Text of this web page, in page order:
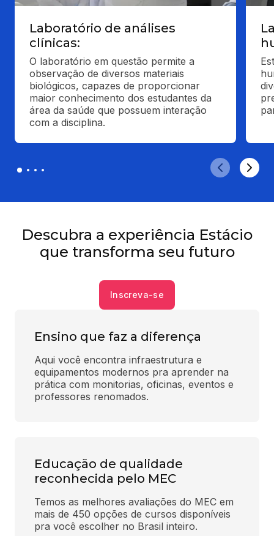
Laboratório de análises
clínicas:
O laboratório em questão permite a
observação de diversos materiais
biológicos, capazes de proporcionar
maior conhecimento dos estudantes da
área da saúde que possuem interação
com a disciplina.
Descubra a experiência Estácio
que transforma seu futuro
Inscreva-se
Ensino que faz a diferença
Aqui você encontra infraestrutura e
equipamentos modernos pra aprender na
prática com monitorias, oficinas, eventos e
professores renomados.
Educação de qualidade
reconhecida pelo MEC
Temos as melhores avaliações do MEC em
mais de 450 opções de cursos disponíveis
pra você escolher no Brasil inteiro.